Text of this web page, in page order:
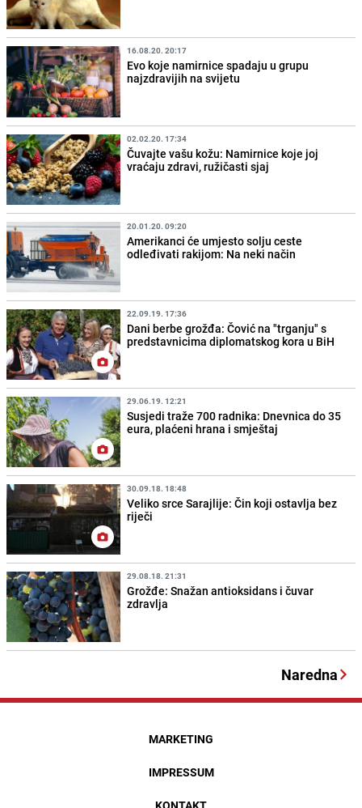
16.08.20. 20:17
Evo koje namirnice spadaju u grupu
najzdravijih na svijetu
02.02.20. 17:34
Čuvajte vašu kožu: Namirnice koje joj
vraćaju zdravi, ružičasti sjaj
20.01.20. 09:20
Amerikanci će umjesto solju ceste
odleđivati rakijom: Na neki način
22.09.19. 17:36
Dani berbe grožđa: Čović na "trganju" s
predstavnicima diplomatskog kora u BiH
29.06.19. 12:21
Susjedi traže 700 radnika: Dnevnica do 35
eura, plaćeni hrana i smještaj
30.09.18. 18:48
Veliko srce Sarajlije: Čin koji ostavlja bez
riječi
29.08.18. 21:31
Grožđe: Snažan antioksidans i čuvar
zdravlja
Naredna
MARKETING
IMPRESSUM